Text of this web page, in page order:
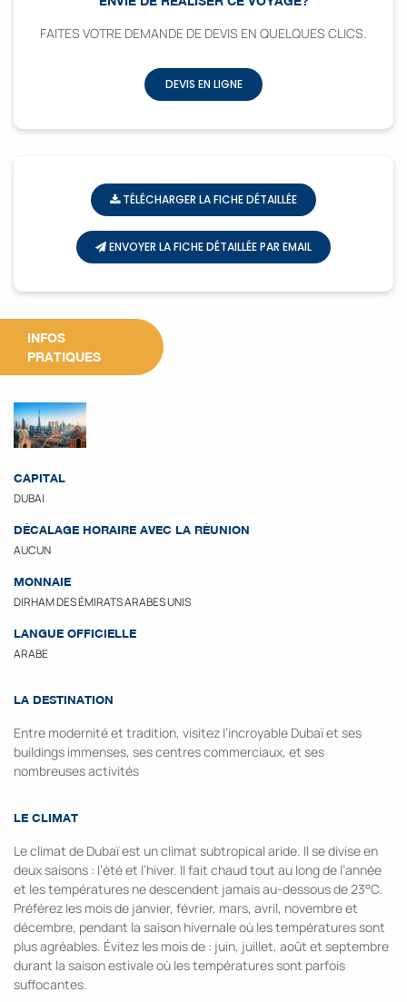
FAITES VOTRE DEMANDE DE DEVIS EN QUELQUES CLICS.
DEVIS EN LIGNE
TÉLÉCHARGER LA FICHE DÉTAILLÉE
ENVOYER LA FICHE DÉTAILLÉE PAR EMAIL
INFOS
PRATIQUES
CAPITAL
DUBAI
DÉCALAGE HORAIRE AVEC LA RÉUNION
AUCUN
MONNAIE
DIRHAM DES ÉMIRATS ARABES UNIS
LANGUE OFFICIELLE
ARABE
LA DESTINATION
Entre modernité et tradition, visitez l’incroyable Dubaï et ses
buildings immenses, ses centres commerciaux, et ses
nombreuses activités
LE CLIMAT
Le climat de Dubaï est un climat subtropical aride. Il se divise en
deux saisons : l’été et l’hiver. Il fait chaud tout au long de l’année
et les températures ne descendent jamais au-dessous de 23°C.
Préférez les mois de janvier, février, mars, avril, novembre et
décembre, pendant la saison hivernale où les températures sont
plus agréables. Évitez les mois de : juin, juillet, août et septembre
durant la saison estivale où les températures sont parfois
suffocantes.